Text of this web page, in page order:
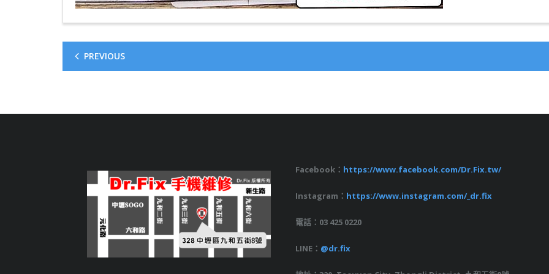
PREVIOUS
Facebook： https://www.facebook.com/Dr.Fix.tw/
Instagram： https://www.instagram.com/_dr.fix
電話：03 425 0220
LINE： @dr.fix